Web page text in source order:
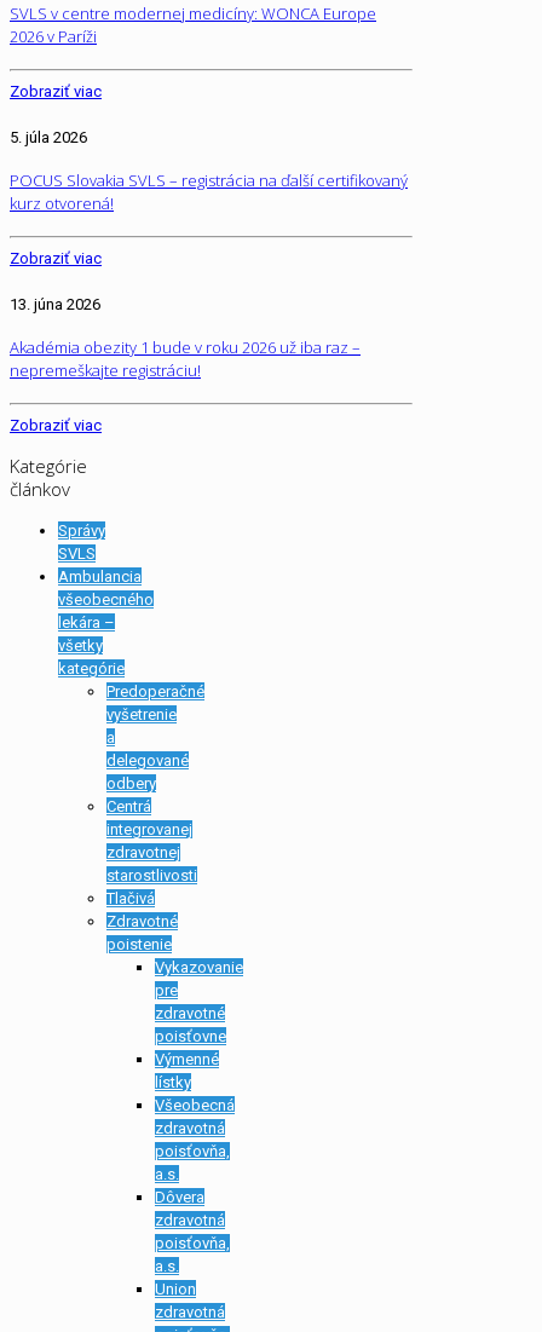
SVLS v centre modernej medicíny: WONCA Europe
2026 v Paríži
Zobraziť viac
5. júla 2026
POCUS Slovakia SVLS – registrácia na ďalší certifikovaný
kurz otvorená!
Zobraziť viac
13. júna 2026
Akadémia obezity 1 bude v roku 2026 už iba raz –
nepremeškajte registráciu!
Zobraziť viac
Kategórie
článkov
Správy
SVLS
Ambulancia
všeobecného
lekára –
všetky
kategórie
Predoperačné
vyšetrenie
a
delegované
odbery
Centrá
integrovanej
zdravotnej
starostlivosti
Tlačivá
Zdravotné
poistenie
Vykazovanie
pre
zdravotné
poisťovne
Výmenné
lístky
Všeobecná
zdravotná
poisťovňa,
a.s.
Dôvera
zdravotná
poisťovňa,
a.s.
Union
zdravotná